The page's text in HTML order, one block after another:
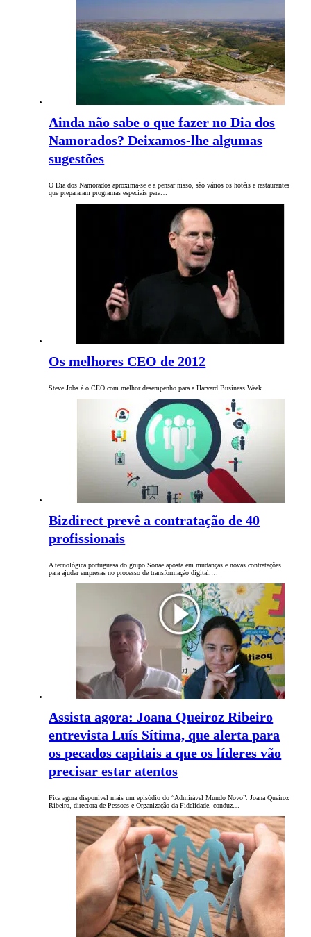
Ainda não sabe o que fazer no Dia dos
Namorados? Deixamos-lhe algumas
sugestões
O Dia dos Namorados aproxima-se e a pensar nisso, são vários os hotéis e restaurantes
que prepararam programas especiais para…
Os melhores CEO de 2012
Steve Jobs é o CEO com melhor desempenho para a Harvard Business Week.
Bizdirect prevê a contratação de 40
profissionais
A tecnológica portuguesa do grupo Sonae aposta em mudanças e novas contratações
para ajudar empresas no processo de transformação digital.…
Assista agora: Joana Queiroz Ribeiro
entrevista Luís Sítima, que alerta para
os pecados capitais a que os líderes vão
precisar estar atentos
Fica agora disponível mais um episódio do “Admirável Mundo Novo”. Joana Queiroz
Ribeiro, directora de Pessoas e Organização da Fidelidade, conduz…